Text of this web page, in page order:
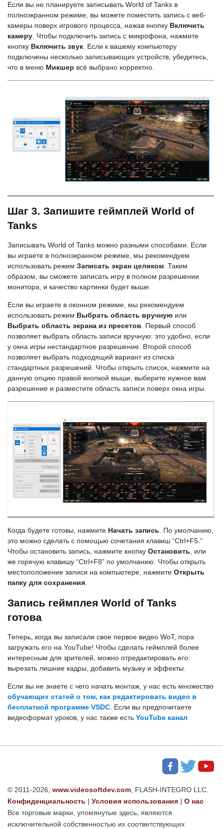
Если вы не планируете записывать World of Tanks в
полноэкранном режиме, вы можете поместить запись с веб-
камеры поверх игрового процесса, нажав кнопку Включить
камеру. Чтобы подключить запись с микрофона, нажмите
кнопку Включить звук. Если к вашему компьютеру
подключены несколько записывающих устройств, убедитесь,
что в меню Микшер всё выбрано корректно.
Шаг 3. Запишите геймплей World of
Tanks
Записывать World of Tanks можно разными способами. Если
вы играете в полноэкранном режиме, мы рекомендуем
использовать режим Записать экран целиком. Таким
образом, вы сможете записать игру в полном разрешении
монитора, и качество картинки будет выше.
Если вы играете в оконном режиме, мы рекомендуем
использовать режим Выбрать область вручную или
Выбрать область экрана из пресетов. Первый способ
позволяет выбрать область записи вручную: это удобно, если
у окна игры нестандартное разрешение. Второй способ
позволяет выбрать подходящий вариант из списка
стандартных разрешений. Чтобы открыть список, нажмите на
данную опцию правой кнопкой мыши, выберите нужное вам
разрешение и разместите область записи поверх окна игры.
Когда будете готовы, нажмите Начать запись . По умолчанию,
это можно сделать с помощью сочетания клавиш “Ctrl+F5.”
Чтобы остановить запись, нажмите кнопку Остановить , или
же горячую клавишу “Ctrl+F8” по умолчанию. Чтобы открыть
местоположение записи на компьютере, нажмите Открыть
папку для сохранения
Запись геймплея World of Tanks
готова
Теперь, когда вы записали свое первое видео WoT, пора
загружать его на YouTube! Чтобы сделать геймплей более
интересным для зрителей, можно отредактировать его:
вырезать лишние кадры, добавить музыку и эффекты.
Если вы не знаете с чего начать монтаж, у нас есть множество
обучающих статей о том, как редактировать видео в
бесплатной программе VSDC . Если вы предпочитаете
видеоформат уроков, у нас также есть YouTube канал
© 2011-2026, www.videosoftdev.com , FLASH-INTEGRO LLC.
Конфиденциальность | Условия использования | О нас
Все торговые марки, упомянутые здесь, являются
исключительной собственностью их соответствующих